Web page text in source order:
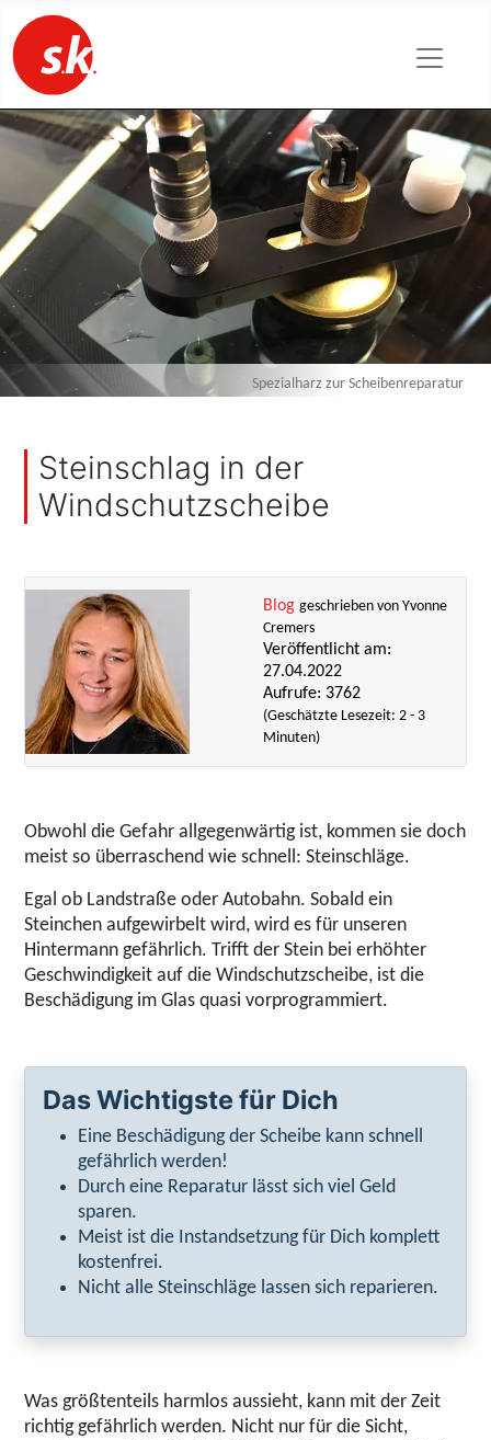
Spezialharz zur Scheibenreparatur
Steinschlag in der
Windschutzscheibe
Blog geschrieben von Yvonne
Cremers
Veröffentlicht am:
27.04.2022
Aufrufe: 3762
(Geschätzte Lesezeit: 2 - 3
Minuten)
Obwohl die Gefahr allgegenwärtig ist, kommen sie doch
meist so überraschend wie schnell: Steinschläge.
Egal ob Landstraße oder Autobahn. Sobald ein
Steinchen aufgewirbelt wird, wird es für unseren
Hintermann gefährlich. Trifft der Stein bei erhöhter
Geschwindigkeit auf die Windschutzscheibe, ist die
Beschädigung im Glas quasi vorprogrammiert.
Das Wichtigste für Dich
Eine Beschädigung der Scheibe kann schnell
gefährlich werden!
Durch eine Reparatur lässt sich viel Geld
sparen.
Meist ist die Instandsetzung für Dich komplett
kostenfrei.
Nicht alle Steinschläge lassen sich reparieren.
Was größtenteils harmlos aussieht, kann mit der Zeit
richtig gefährlich werden. Nicht nur für die Sicht,